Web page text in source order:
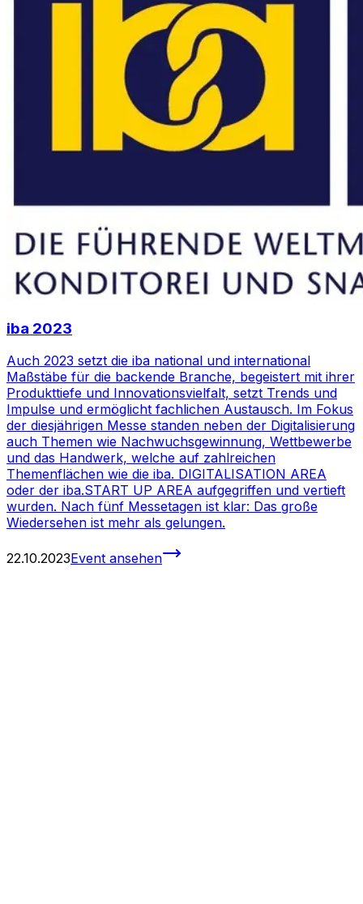
iba 2023
Auch 2023 setzt die iba national und international
Maßstäbe für die backende Branche, begeistert mit ihrer
Produkttiefe und Innovationsvielfalt, setzt Trends und
Impulse und ermöglicht fachlichen Austausch. Im Fokus
der diesjährigen Messe standen neben der Digitalisierung
auch Themen wie Nachwuchsgewinnung, Wettbewerbe
und das Handwerk, welche auf zahlreichen
Themenflächen wie die iba. DIGITALISATION AREA
oder der iba.START UP AREA aufgegriffen und vertieft
wurden. Nach fünf Messetagen ist klar: Das große
Wiedersehen ist mehr als gelungen.
22.10.2023Event ansehen